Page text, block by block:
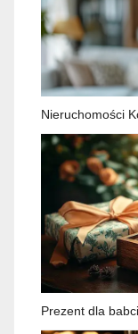
Nieruchomości
Prezent dla